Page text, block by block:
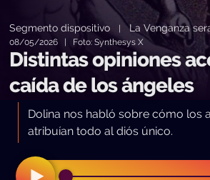
Segmento dispositivo |La Venganza
08/05/2026 | Foto: Synthesys X
Distintas opiniones
caída de los ángeles
Dolina nos habló sobre cómo los
atribuían todo al diós único.